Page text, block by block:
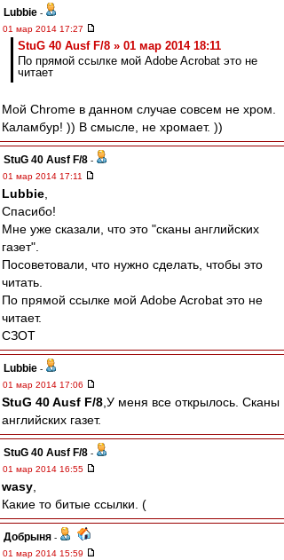
Lubbie -
01 мар 2014 17:27
StuG 40 Ausf F/8 » 01 мар 2014 18:11
По прямой ссылке мой Adobe Acrobat это не
читает
Мой Chrome в данном случае совсем не хром.
Каламбур! )) В смысле, не хромает. ))
StuG 40 Ausf F/8 -
01 мар 2014 17:11
Lubbie
Спасибо!
Мне уже сказали, что это "сканы английских
газет".
Посоветовали, что нужно сделать, чтобы это
читать.
По прямой ссылке мой Adobe Acrobat это не
читает.
СЗОТ
Lubbie -
01 мар 2014 17:06
StuG 40 Ausf F/8 ,У меня все открылось. Сканы
английских газет.
StuG 40 Ausf F/8 -
01 мар 2014 16:55
wasy
Какие то битые ссылки. (
Добрыня -
01 мар 2014 15:59